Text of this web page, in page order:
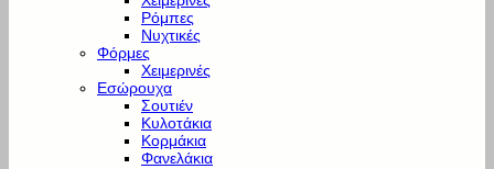
Ρόμπες
Νυχτικές
Φόρμες
Χειμερινές
Εσώρουχα
Σουτιέν
Κυλοτάκια
Κορμάκια
Φανελάκια